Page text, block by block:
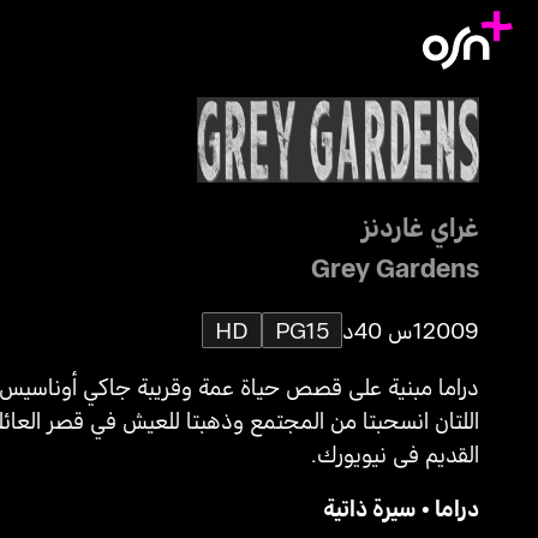
غراي غاردنز
Grey Gardens
20091س 40د PG15
HD
دراما مبنية على قصص حياة عمة وقريبة جاكي أوناسيس
اللتان انسحبتا من المجتمع وذهبتا للعيش في قصر
القديم في نيويورك.
دراما •سيرة ذاتية